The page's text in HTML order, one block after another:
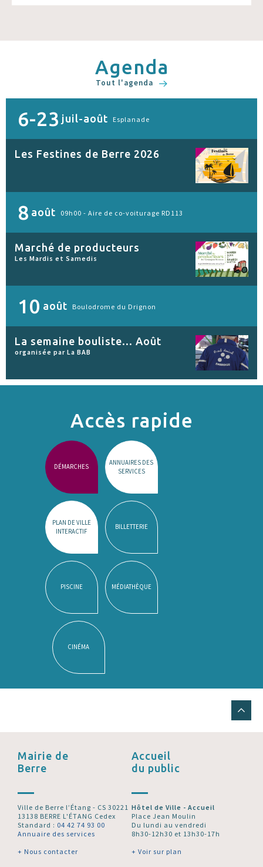
Agenda
Tout l'agenda
6-23 juil-août Esplanade
Les Festines de Berre 2026
8 août 09h00 - Aire de co-voiturage RD113
Marché de producteurs
Les Mardis et Samedis
10 août Boulodrome du Drignon
La semaine bouliste... Août
organisée par La BAB
Accès rapide
DÉMARCHES
ANNUAIRES DES
SERVICES
PLAN DE VILLE
INTERACTIF
BILLETTERIE
PISCINE MÉDIATHÈQUE
CINÉMA
Mairie de
Berre
Ville de Berre l’Étang - CS 30221
13138 BERRE L'ÉTANG Cedex
Standard : 04 42 74 93 00
Annuaire des services
+ Nous contacter
Accueil
du public
Hôtel de Ville - Accueil
Place Jean Moulin
Du lundi au vendredi
8h30-12h30 et 13h30-17h
+ Voir sur plan